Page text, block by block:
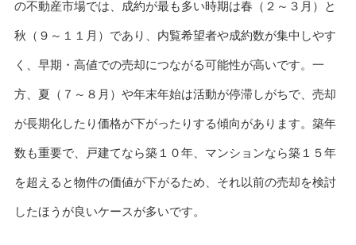
の不動産市場では、成約が最も多い時期は春（２～３月）と
秋（９～１１月）であり、内覧希望者や成約数が集中しやす
く、早期・高値での売却につながる可能性が高いです。一
方、夏（７～８月）や年末年始は活動が停滞しがちで、売却
が長期化したり価格が下がったりする傾向があります。築年
数も重要で、戸建てなら築１０年、マンションなら築１５年
を超えると物件の価値が下がるため、それ以前の売却を検討
したほうが良いケースが多いです。